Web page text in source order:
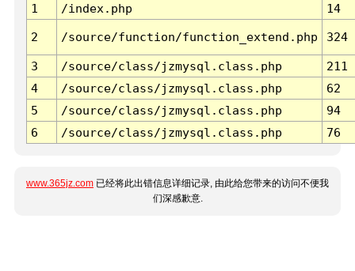
1
/index.php 14
2 /source/function/function_extend.php 324
3 /source/class/jzmysql.class.php
211
4
/source/class/jzmysql.class.php
62
5
/source/class/jzmysql.class.php
94
6
/source/class/jzmysql.class.php 76
www.365jz.com 已经将此出错信息详细记录, 由此给您带来的访问不便我
们深感歉意.